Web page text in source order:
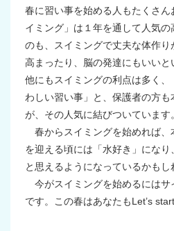
春に習い事を始める人もたくさん
イミング」は１年を通して人気の
のも、スイミングで丈夫な体作
高まったり、脳の発達にもいいと
他にもスイミングの利点は多く、
わしい習い事」と、保護者の方も
が、その人気に結びついています。
春からスイミングを始めれば、
を迎える頃には「水好き」になり
と思えるようになっているかもし
今がスイミングを始めるにはサ
です。この春はあなたもLet’s